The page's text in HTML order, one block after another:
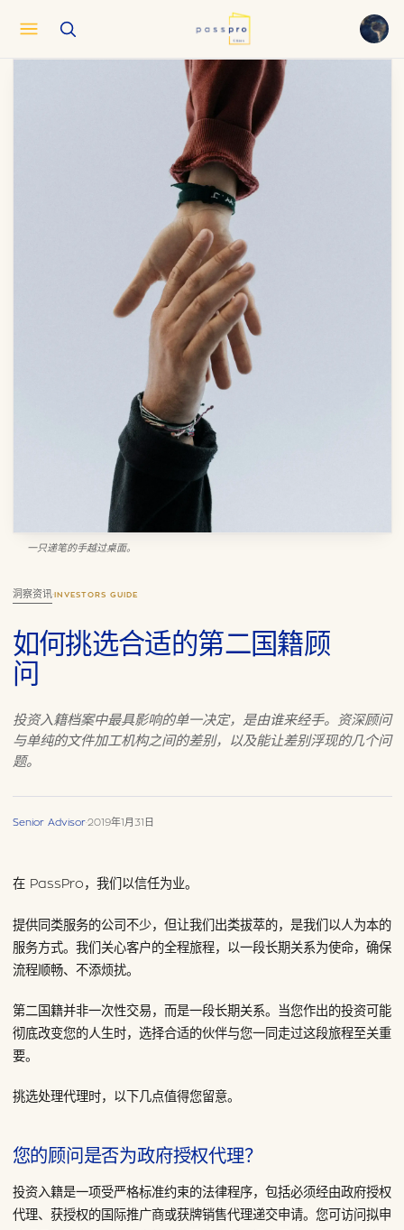
洞察资讯· INVESTORS GUIDE
如何挑选合适的第二国籍顾
问
投资入籍档案中最具影响的单一决定，是由谁来经手。资深顾问
与单纯的文件加工机构之间的差别，以及能让差别浮现的几个问
题。
Senior Advisor·2019年1月31日
一只递笔的手越过桌面。
在 PassPro，我们以信任为业。
提供同类服务的公司不少，但让我们出类拔萃的，是我们以人为本的
服务方式。我们关心客户的全程旅程，以一段长期关系为使命，确保
流程顺畅、不添烦扰。
第二国籍并非一次性交易，而是一段长期关系。当您作出的投资可能
彻底改变您的人生时，选择合适的伙伴与您一同走过这段旅程至关重
要。
挑选处理代理时，以下几点值得您留意。
您的顾问是否为政府授权代理？
投资入籍是一项受严格标准约束的法律程序，包括必须经由政府授权
代理、获授权的国际推广商或获牌销售代理递交申请。您可访问拟申